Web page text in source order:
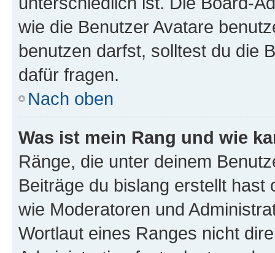
wie die Benutzer Avatare
benutzen darfst, solltest du die
dafür fragen.
Nach oben
Was ist mein Rang und wie
Ränge, die unter deinem
Beiträge du bislang erstellt
wie Moderatoren und
Wortlaut eines Ranges nicht